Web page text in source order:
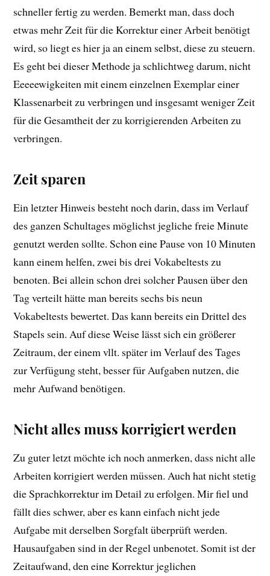
schneller fertig zu werden. Bemerkt man, dass doch
etwas mehr Zeit für die Korrektur einer Arbeit benötigt
wird, so liegt es hier ja an einem selbst, diese zu steuern.
Es geht bei dieser Methode ja schlichtweg darum, nicht
Eeeeewigkeiten mit einem einzelnen Exemplar einer
Klassenarbeit zu verbringen und insgesamt weniger Zeit
für die Gesamtheit der zu korrigierenden Arbeiten zu
verbringen.
Zeit sparen
Ein letzter Hinweis besteht noch darin, dass im Verlauf
des ganzen Schultages möglichst jegliche freie Minute
genutzt werden sollte. Schon eine Pause von 10 Minuten
kann einem helfen, zwei bis drei Vokabeltests zu
benoten. Bei allein schon drei solcher Pausen über den
Tag verteilt hätte man bereits sechs bis neun
Vokabeltests bewertet. Das kann bereits ein Drittel des
Stapels sein. Auf diese Weise lässt sich ein größerer
Zeitraum, der einem vllt. später im Verlauf des Tages
zur Verfügung steht, besser für Aufgaben nutzen, die
mehr Aufwand benötigen.
Nicht alles muss korrigiert werden
Zu guter letzt möchte ich noch anmerken, dass nicht alle
Arbeiten korrigiert werden müssen. Auch hat nicht stetig
die Sprachkorrektur im Detail zu erfolgen. Mir fiel und
fällt dies schwer, aber es kann einfach nicht jede
Aufgabe mit derselben Sorgfalt überprüft werden.
Hausaufgaben sind in der Regel unbenotet. Somit ist der
Zeitaufwand, den eine Korrektur jeglichen